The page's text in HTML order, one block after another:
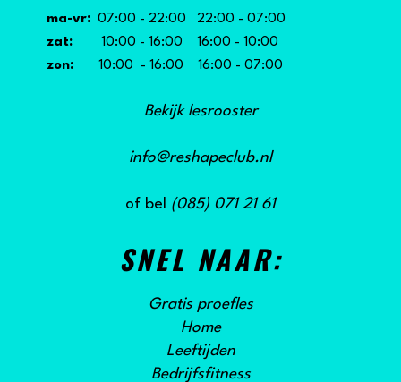
ma-vr: 07:00 - 22:00 22:00 - 07:00
zat:10:00 - 16:00 16:00 - 10:00
zon: 10:00 - 16:00 16:00 - 07:00
Bekijk lesrooster
info@reshapeclub.nl
of bel (085) 071 21 61
SNEL NAAR:
Gratis proefles
Home
Leeftijden
Bedrijfsfitness